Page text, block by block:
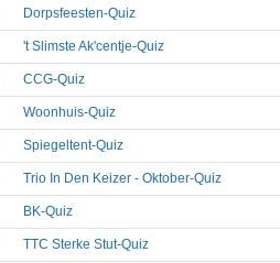
Dorpsfeesten-Quiz
't Slimste Ak'centje-Quiz
CCG-Quiz
Woonhuis-Quiz
Spiegeltent-Quiz
Trio In Den Keizer - Oktober-Quiz
BK-Quiz
TTC Sterke Stut-Quiz